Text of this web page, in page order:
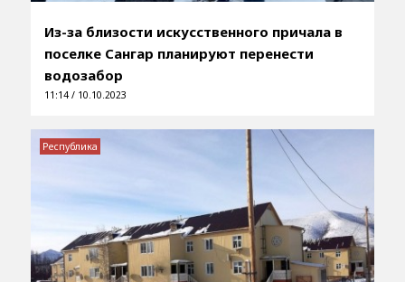
Из-за близости искусственного причала в
поселке Сангар планируют перенести
водозабор
11:14 / 10.10.2023
Республика